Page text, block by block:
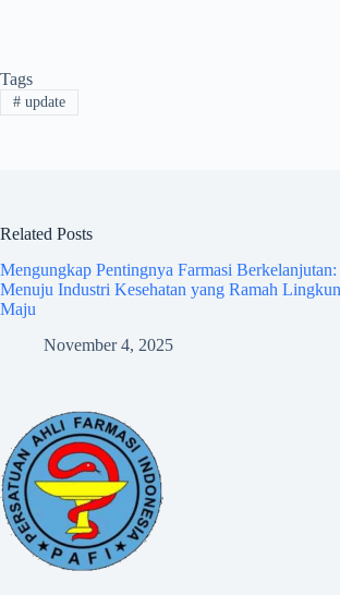
Tags
#update
Related Posts
Mengungkap Pentingnya Farmasi Berkelanjutan:
Menuju Industri Kesehatan yang Ramah
Maju
November 4, 2025